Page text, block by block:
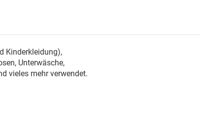
Kinderkleidung),
Unterwäsche,
vieles mehr verwendet.